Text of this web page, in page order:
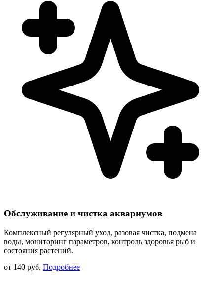
Обслуживание и чистка аквариумов
Комплексный регулярный уход, разовая чистка, подмена
воды, мониторинг параметров, контроль здоровья рыб и
состояния растений.
от 140 руб. Подробнее